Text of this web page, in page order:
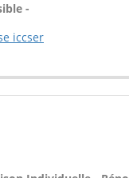
-
iccser